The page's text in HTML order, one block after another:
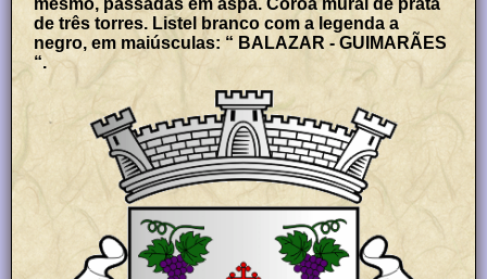
de três torres. Listel branco com a legenda a
negro, em maiúsculas: “ BALAZAR - GUIMARÃES
“.